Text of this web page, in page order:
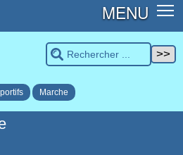
MENU
Marche